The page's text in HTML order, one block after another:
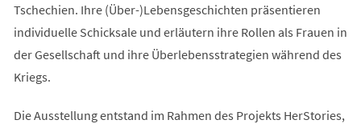
Tschechien. Ihre (Über-)Lebensgeschichten präsentieren
individuelle Schicksale und erläutern ihre Rollen als Frauen in
der Gesellschaft und ihre Überlebensstrategien während des
Kriegs.
Die Ausstellung entstand im Rahmen des Projekts HerStories,